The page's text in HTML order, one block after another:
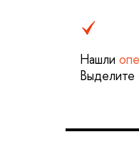
Нашли
Выделите